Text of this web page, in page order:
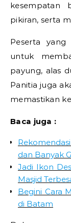
kesempatan
pikiran, serta
Peserta
untuk
payung, alas
Panitia juga
memastikan
Baca juga :
dan Banyak
Jadi Ikon
Masjid
Begini Cara
di Batam